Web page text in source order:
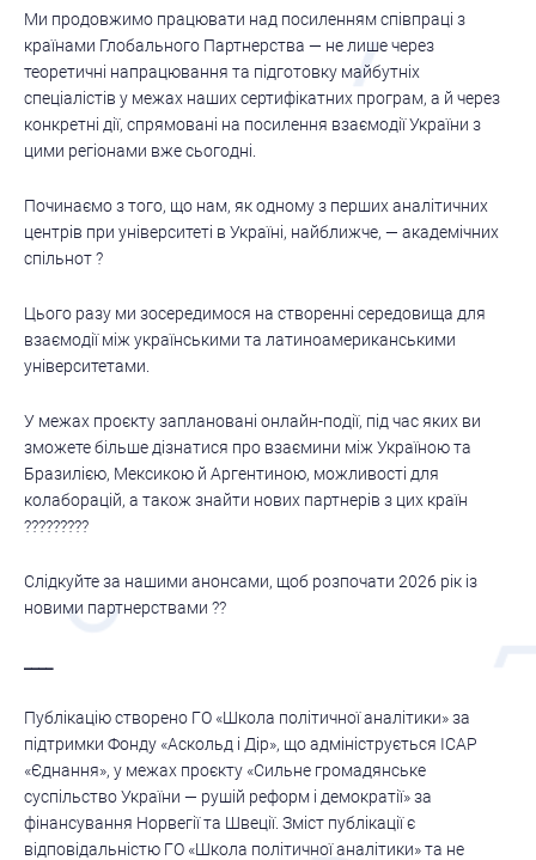
Ми продовжимо працювати над посиленням співпраці з
країнами Глобального Партнерства — не лише через
теоретичні напрацювання та підготовку майбутніх
спеціалістів у межах наших сертифікатних програм, а й через
конкретні дії, спрямовані на посилення взаємодії України з
цими регіонами вже сьогодні.
Починаємо з того, що нам, як одному з перших аналітичних
центрів при університеті в Україні, найближче, — академічних
спільнот ?
Цього разу ми зосередимося на створенні середовища для
взаємодії між українськими та латиноамериканськими
університетами.
У межах проєкту заплановані онлайн-події, під час яких ви
зможете більше дізнатися про взаємини між Україною та
Бразилією, Мексикою й Аргентиною, можливості для
колаборацій, а також знайти нових партнерів з цих країн
?????????
Слідкуйте за нашими анонсами, щоб розпочати 2026 рік із
новими партнерствами ??
Публікацію створено ГО «Школа політичної аналітики» за
підтримки Фонду «Аскольд і Дір», що адмініструється ІСАР
«Єднання», у межах проєкту «Сильне громадянське
суспільство України — рушій реформ і демократії» за
фінансування Норвегії та Швеції. Зміст публікації є
відповідальністю ГО «Школа політичної аналітики» та не